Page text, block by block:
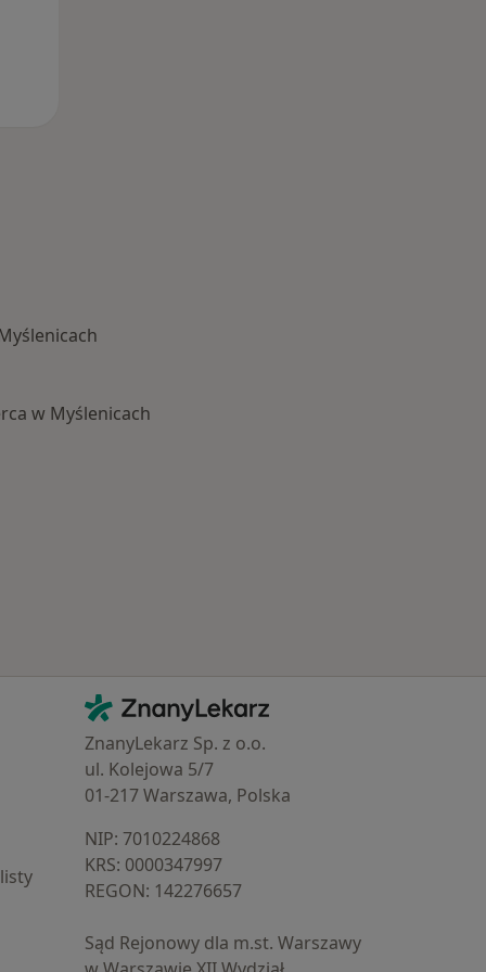
w Myślenicach
Kontakt
ZnanyLekarz - Strona główna
ZnanyLekarz Sp. z o.o.
ul. Kolejowa 5/7
01-217 Warszawa, Polska
NIP: ⁠7010224868
KRS: ⁠0000347997
REGON: ⁠142276657
Sąd Rejonowy dla m.st. Warszawy